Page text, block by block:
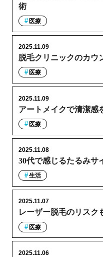
術
医療
脱毛クリニックのカウ
2025.11.09
医療
アートメイクで清潔感
2025.11.09
医療
30代で感じるたるみサ
2025.11.08
生活
レーザー脱毛のリスク
2025.11.07
医療
2025.11.06